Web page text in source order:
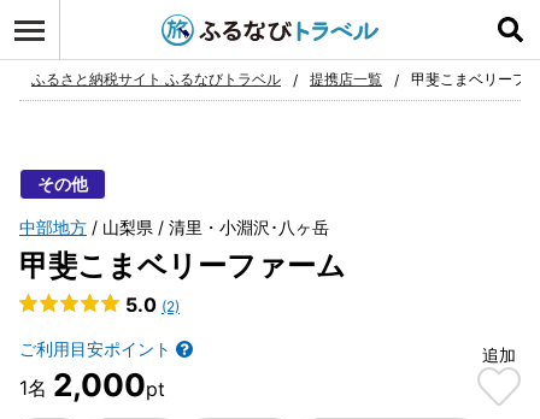
お気に入り
ふるさと納税サイト ふるなびトラベル 提携店一覧 甲斐こまベリーフ
その他
中部地方 山梨県 清里・小淵沢･八ヶ岳
甲斐こまベリーファーム
5.0 (2)
ご利用目安ポイント
2,000
追加